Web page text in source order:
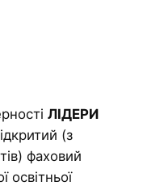
ЛІДЕРИ
(з
фаховий
освітньої